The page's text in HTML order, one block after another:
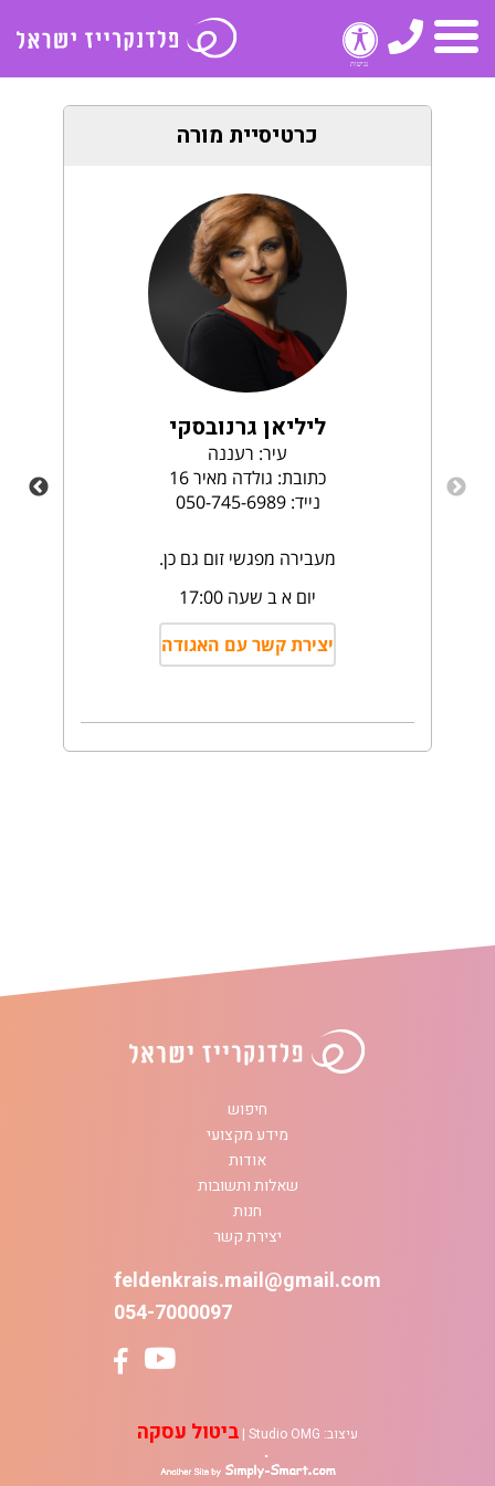
תפריט
טלפון
כרטיסיית מורה
ליליאן גרנובסקי
עיר: רעננה
כתובת: גולדה מאיר 16
נייד: 050-745-6989
מעבירה מפגשי זום גם כן.
יום א ב שעה 17:00
יצירת קשר עם האגודה
חיפוש
מידע מקצועי
אודות
שאלות ותשובות
חנות
יצירת קשר
feldenkrais.mail@gmail.com
054-7000097
עיצוב: Studio OMG
| ביטול עסקה
simply-